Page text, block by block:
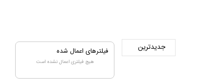
فیلترهای اعمال شده
هیچ فیلتری اعمال نشده است